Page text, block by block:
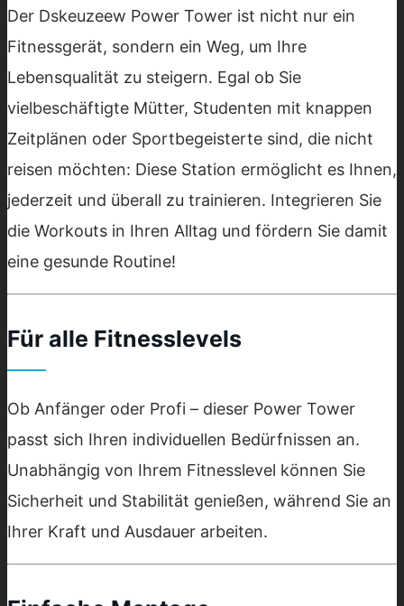
Der Dskeuzeew Power Tower ist nicht nur ein
Fitnessgerät, sondern ein Weg, um Ihre
Lebensqualität zu steigern. Egal ob Sie
vielbeschäftigte Mütter, Studenten mit knappen
Zeitplänen oder Sportbegeisterte sind, die nicht
reisen möchten: Diese Station ermöglicht es Ihnen,
jederzeit und überall zu trainieren. Integrieren Sie
die Workouts in Ihren Alltag und fördern Sie damit
eine gesunde Routine!
Für alle Fitnesslevels
Ob Anfänger oder Profi – dieser Power Tower
passt sich Ihren individuellen Bedürfnissen an.
Unabhängig von Ihrem Fitnesslevel können Sie
Sicherheit und Stabilität genießen, während Sie an
Ihrer Kraft und Ausdauer arbeiten.